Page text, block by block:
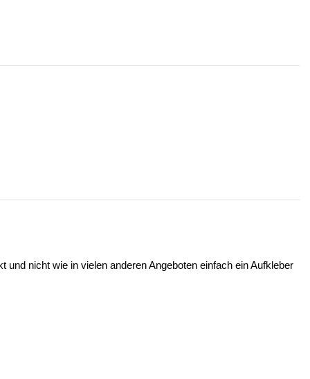
nicht wie in vielen anderen Angeboten einfach ein Aufkleber